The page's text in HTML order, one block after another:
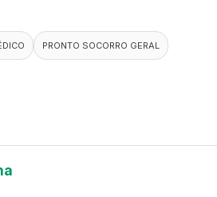
PRONTO SOCORRO GERAL